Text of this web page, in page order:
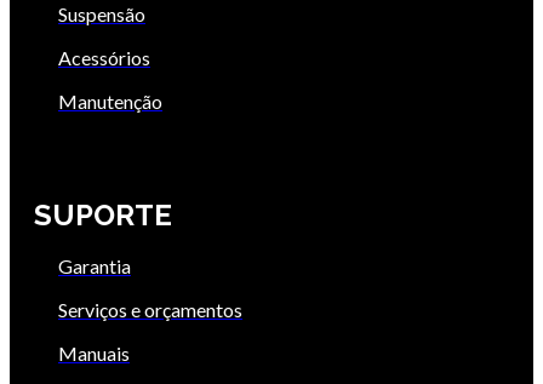
Suspensão
Acessórios
Manutenção
SUPORTE
Garantia
Serviços e orçamentos
Manuais